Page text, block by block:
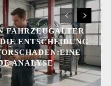
FAHRZEUGALTER
ENTSCHEIDUNG
ANALYSE